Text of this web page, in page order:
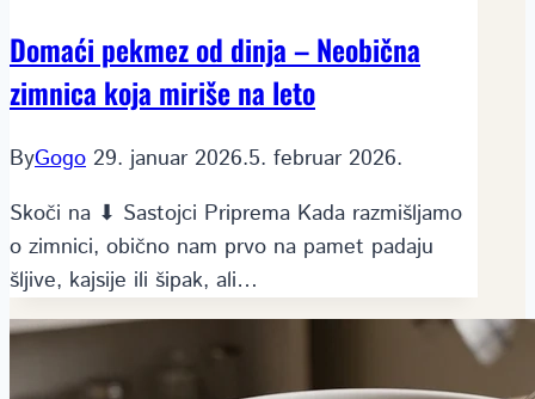
Domaći pekmez od dinja – Neobična
zimnica koja miriše na leto
ByGogo 29. januar 2026.5. februar 2026.
Skoči na ⬇ Sastojci Priprema Kada razmišljamo
o zimnici, obično nam prvo na pamet padaju
šljive, kajsije ili šipak, ali…